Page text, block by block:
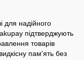
для надійного
підтверджують
товарів
пам'ять без